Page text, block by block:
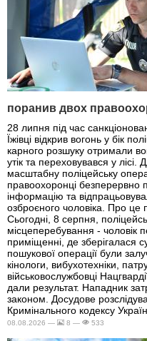
поранив двох
28 липня під час
Їжівці відкрив вогонь у бік
карного розшуку отримали
утік та переховувався у
масштабну поліцейську
правоохоронці безперервно
інформацію та
озброєного чоловіка. Про це
Сьогодні, 8 серпня,
місцеперебування - чоловік
приміщенні, де зберігалася
пошукової операції були
кінологи, вибухотехніки,
військовослужбовці
дали результат. Нападник
законом. Досудове
Кримінального кодексу
08.08.2026 — 8 — 533